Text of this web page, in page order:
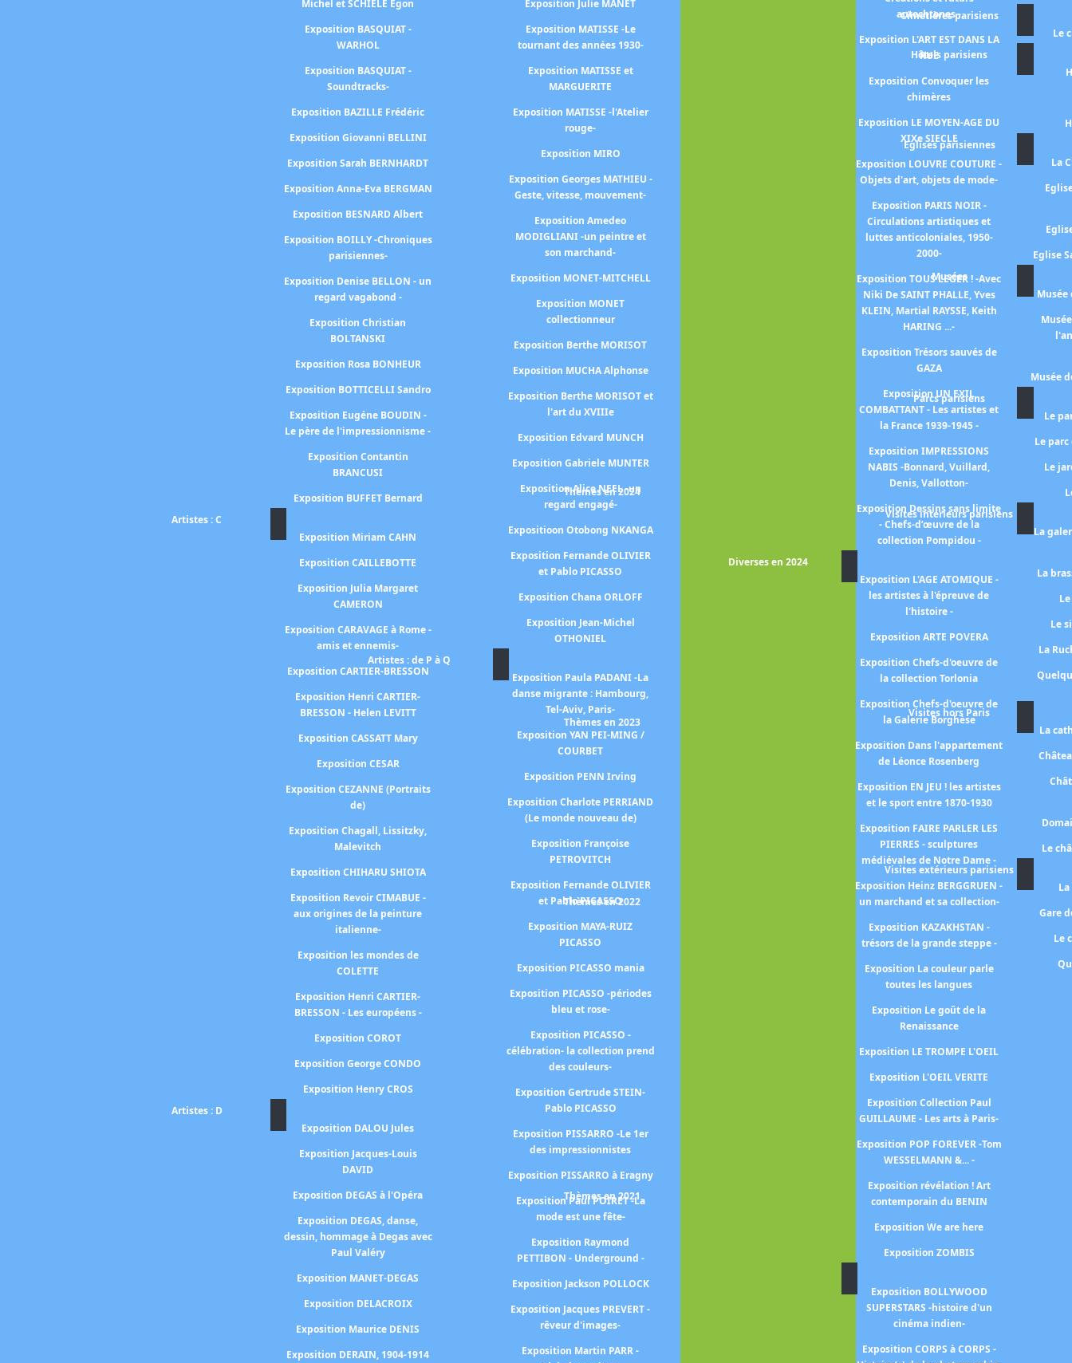
Michel et SCHIELE Egon
Exposition BASQUIAT -
WARHOL
Exposition BASQUIAT -
Soundtracks-
Exposition BAZILLE Frédéric
Exposition Giovanni BELLINI
Exposition Sarah BERNHARDT
Exposition Anna-Eva BERGMAN
Exposition BESNARD Albert
Exposition BOILLY -Chroniques
parisiennes-
Exposition Denise BELLON - un
regard vagabond -
Exposition Christian
BOLTANSKI
Exposition Rosa BONHEUR
Exposition BOTTICELLI Sandro
Exposition Eugéne BOUDIN -
Le père de l'impressionnisme -
Exposition Contantin
BRANCUSI
Exposition BUFFET Bernard
Artistes : C
Exposition Miriam CAHN
Exposition CAILLEBOTTE
Exposition Julia Margaret
CAMERON
Exposition CARAVAGE à Rome -
amis et ennemis-
Exposition CARTIER-BRESSON
Exposition Henri CARTIER-
BRESSON - Helen LEVITT
Exposition CASSATT Mary
Exposition CESAR
Exposition CEZANNE (Portraits
de)
Exposition Chagall, Lissitzky,
Malevitch
Exposition CHIHARU SHIOTA
Exposition Revoir CIMABUE -
aux origines de la peinture
italienne-
Exposition les mondes de
COLETTE
Exposition Henri CARTIER-
BRESSON - Les européens -
Exposition COROT
Exposition George CONDO
Exposition Henry CROS
Artistes : D
Exposition DALOU Jules
Exposition Jacques-Louis
DAVID
Exposition DEGAS à l'Opéra
Exposition DEGAS, danse,
dessin, hommage à Degas avec
Paul Valéry
Exposition MANET-DEGAS
Exposition DELACROIX
Exposition Maurice DENIS
Exposition DERAIN, 1904-1914
Exposition Julie MANET
Exposition MATISSE -Le
tournant des années 1930-
Exposition MATISSE et
MARGUERITE
Exposition MATISSE -l'Atelier
rouge-
Exposition MIRO
Exposition Georges MATHIEU -
Geste, vitesse, mouvement-
Exposition Amedeo
MODIGLIANI -un peintre et
son marchand-
Exposition MONET-MITCHELL
Exposition MONET
collectionneur
Exposition Berthe MORISOT
Exposition MUCHA Alphonse
Exposition Berthe MORISOT et
l'art du XVIIIe
Exposition Edvard MUNCH
Exposition Gabriele MUNTER
Exposition Alice NEEL -un
regard engagé-
Expositioon Otobong NKANGA
Exposition Fernande OLIVIER
et Pablo PICASSO
Exposition Chana ORLOFF
Exposition Jean-Michel
OTHONIEL
Artistes : de P à Q
Exposition Paula PADANI -La
danse migrante : Hambourg,
Tel-Aviv, Paris-
Exposition YAN PEI-MING /
COURBET
Exposition PENN Irving
Exposition Charlote PERRIAND
(Le monde nouveau de)
Exposition Françoise
PETROVITCH
Exposition Fernande OLIVIER
et Pablo PICASSO
Exposition MAYA-RUIZ
PICASSO
Exposition PICASSO mania
Exposition PICASSO -périodes
bleu et rose-
Exposition PICASSO -
célébration- la collection prend
des couleurs-
Exposition Gertrude STEIN-
Pablo PICASSO
Exposition PISSARRO -Le 1er
des impressionnistes
Exposition PISSARRO à Eragny
Exposition Paul POIRET -La
mode est une fête-
Exposition Raymond
PETTIBON - Underground -
Exposition Jackson POLLOCK
Exposition Jacques PREVERT -
rêveur d'images-
Exposition Martin PARR -
Thèmes en 2024
Thèmes en 2023
Thèmes en 2022
Thèmes en 2021
autochtones -
Exposition L'ART EST DANS LA
RUE
Exposition Convoquer les
chimères
Exposition LE MOYEN-AGE DU
XIXe SIECLE
Exposition LOUVRE COUTURE -
Objets d'art, objets de mode-
Exposition PARIS NOIR -
Circulations artistiques et
luttes anticoloniales, 1950-
2000-
Exposition TOUS LEGER ! -Avec
Niki De SAINT PHALLE, Yves
KLEIN, Martial RAYSSE, Keith
HARING ...-
Exposition Trésors sauvés de
GAZA
Exposition UN EXIL
COMBATTANT - Les artistes et
la France 1939-1945 -
Exposition IMPRESSIONS
NABIS -Bonnard, Vuillard,
Denis, Vallotton-
Exposition Dessins sans limite
- Chefs-d’œuvre de la
collection Pompidou -
Diverses en 2024
Exposition L'AGE ATOMIQUE -
les artistes à l'épreuve de
l'histoire -
Exposition ARTE POVERA
Exposition Chefs-d'oeuvre de
la collection Torlonia
Exposition Chefs-d'oeuvre de
la Galerie Borghèse
Exposition Dans l'appartement
de Léonce Rosenberg
Exposition EN JEU ! les artistes
et le sport entre 1870-1930
Exposition FAIRE PARLER LES
PIERRES - sculptures
médiévales de Notre Dame -
Exposition Heinz BERGGRUEN -
un marchand et sa collection-
Exposition KAZAKHSTAN -
trésors de la grande steppe -
Exposition La couleur parle
toutes les langues
Exposition Le goût de la
Renaissance
Exposition LE TROMPE L'OEIL
Exposition L'OEIL VERITE
Exposition Collection Paul
GUILLAUME - Les arts à Paris-
Exposition POP FOREVER -Tom
WESSELMANN &... -
Exposition révélation ! Art
contemporain du BENIN
Exposition We are here
Exposition ZOMBIS
Exposition BOLLYWOOD
SUPERSTARS -histoire d'un
cinéma indien-
Exposition CORPS à CORPS -
Cimetières parisiens
Le
Hôtels parisiens
Eglises parisiennes
La
Eglise
Musées
Musée
Musée
Parcs parisiens
Le
Le
Le
Visites intérieurs parisiens
La
La
Le
La
Visites hors Paris
La
Le
Visites extérieurs parisiens
Gare
Le